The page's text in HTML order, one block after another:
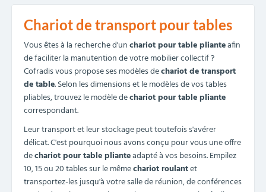
Chariot de transport pour tables
Vous êtes à la recherche d'unchariot pour table plianteafin
de faciliter la manutention de votre mobilier collectif ?
Cofradis vous propose ses modèles dechariot de transport
de table. Selon les dimensions et le modèles de vos tables
pliables, trouvez le modèle dechariot pour table pliante
correspondant.
Leur transport et leur stockage peut toutefois s'avérer
délicat. C'est pourquoi nous avons conçu pour vous une offre
dechariot pour table plianteadapté à vos besoins. Empilez
10, 15 ou 20 tables sur le mêmechariot roulantet
transportez-les jusqu'à votre salle de réunion, de conférences